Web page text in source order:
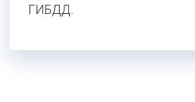
ГИБДД.